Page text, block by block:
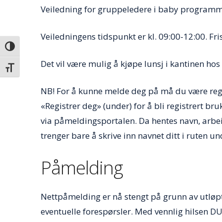
Veksle høykontrast
Veksle skriftstørrelse
Veiledning for gruppeledere i baby
Veiledningens tidspunkt er kl. 09:00-12:00.
Det vil være mulig å kjøpe lunsj i kantinen hos
NB! For å kunne melde deg på må du være
«Registrer deg» (under) for å bli registrert
via påmeldingsportalen. Da hentes navn,
trenger bare å skrive inn navnet ditt i ruten
Påmelding
Nettpåmelding er nå stengt på grunn av
eventuelle forespørsler. Med vennlig hilsen